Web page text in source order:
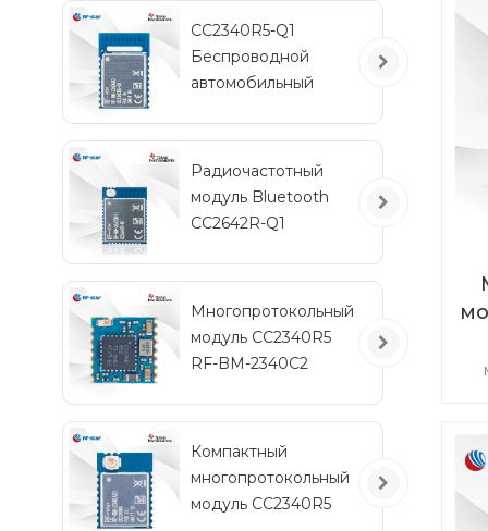
CC2340R5-Q1
Беспроводной
автомобильный
энергопотреблением
RF-BM-2340QB1
Радиочастотный
модуль Bluetooth
CC2642R-Q1
транспортных
средств
Многопротокольный
модуль CC2340R5
RF-BM-2340C2
Компактный
многопротокольный
модуль CC2340R5